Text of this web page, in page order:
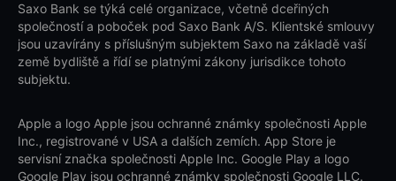
Saxo Bank se týká celé organizace, včetně dceřiných
společností a poboček pod Saxo Bank A/S. Klientské smlouvy
jsou uzavírány s příslušným subjektem Saxo na základě vaší
země bydliště a řídí se platnými zákony jurisdikce tohoto
subjektu.
Apple a logo Apple jsou ochranné známky společnosti Apple
Inc., registrované v USA a dalších zemích. App Store je
servisní značka společnosti Apple Inc. Google Play a logo
Google Play jsou ochranné známky společnosti Google LLC.